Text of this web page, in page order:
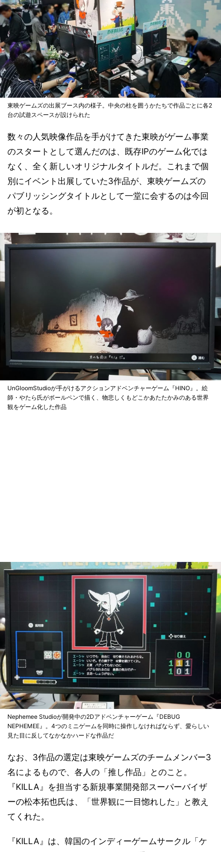
東映ゲームズの出展ブース内の様子。中央の柱を囲うかたちで作品ごとに各2
台の試遊スペースが設けられた
数々の人気映像作品を手がけてきた東映がゲーム事業
のスタートとして選んだのは、既存IPのゲーム化では
なく、全く新しいオリジナルタイトルだ。これまで個
別にイベント出展していた3作品が、東映ゲームズの
パブリッシングタイトルとして一堂に会するのは今回
が初となる。
UnGloomStudioが手がけるアクションアドベンチャーゲーム『HINO』。絵
師・やたら氏がボールペンで描く、物悲しくもどこかあたたかみのある世界
観をゲーム化した作品
Nephemee Studioが開発中の2Dアドベンチャーゲーム『DEBUG
NEPHEMEE』。4つのミニゲームを同時に操作しなければならず、愛らしい
見た目に反してなかなかハードな作品だ
なお、3作品の選定は東映ゲームズのチームメンバー3
名によるもので、各人の「推し作品」とのこと。
『KILLA』を担当する新規事業開発部スーパーバイザ
ーの松本拓也氏は、「世界観に一目惚れした」と教え
てくれた。
『KILLA』は、韓国のインディーゲームサークル「ケ